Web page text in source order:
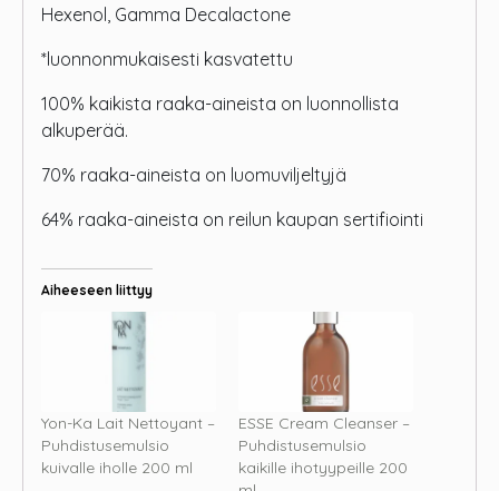
Hexenol, Gamma Decalactone
*luonnonmukaisesti kasvatettu
100% kaikista raaka-aineista on luonnollista
alkuperää.
70% raaka-aineista on luomuviljeltyjä
64% raaka-aineista on reilun kaupan sertifiointi
Aiheeseen liittyy
Yon-Ka Lait Nettoyant –
Puhdistusemulsio
kuivalle iholle 200 ml
ESSE Cream Cleanser –
Puhdistusemulsio
kaikille ihotyypeille 200